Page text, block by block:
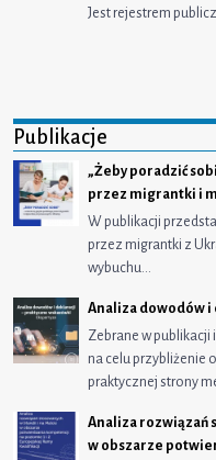
Jest rejestrem
Publikacje
„Żeby poradzić
przez migrantki i
W publikacji
przez migrantki z
wybuchu…
Analiza dowodów i
Zebrane w
na celu przybliżenie
praktycznej strony
Analiza rozwiązań
w obszarze